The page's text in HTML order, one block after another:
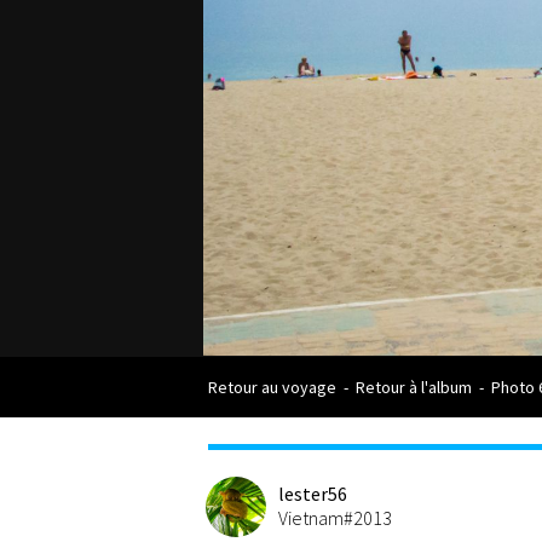
Retour au voyage - Retour à l'album - Photo
lester56
Vietnam#2013